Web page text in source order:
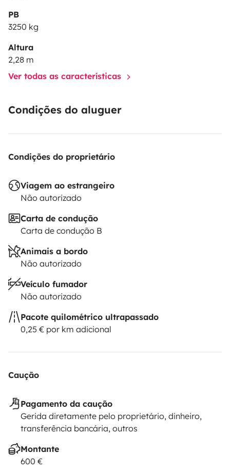
Late check-out:
antelación y estarán sujetos a disponibilidad.
PB
3250 kg
Altura
2,28 m
Ver todas as características
Condições do aluguer
Condições do proprietário
Viagem ao estrangeiro
Não autorizado
Carta de condução
Carta de condução B
Animais a bordo
Não autorizado
Veículo fumador
Não autorizado
Pacote quilométrico ultrapassado
0,25 € por km adicional
Caução
Pagamento da caução
Gerida diretamente pelo proprietário, dinheiro,
transferência bancária, outros
Montante
600 €